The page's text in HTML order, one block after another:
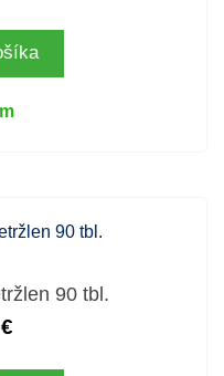
90 tbl.